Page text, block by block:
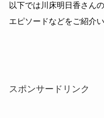
以下では川床明日香さん
エピソードなどをご紹介
スポンサードリンク